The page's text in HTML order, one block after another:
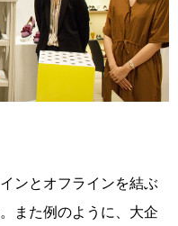
ンとオフラインを結ぶ
また例のように、大企